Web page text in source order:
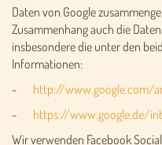
Daten von Google
Zusammenhang auch die
insbesondere die unter den
Informationen:
- http://www.google.com/
- https://www.google.de/
Wir verwenden Facebook